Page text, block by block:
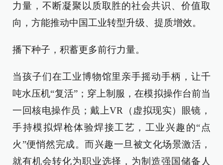
力量，不断凝聚以质取胜的社会共识、价值取
向，方能推动中国工业转型升级、提质增效。
播下种子，积蓄更多前行力量。
当孩子们在工业博物馆里亲手摇动手柄，让千
吨水压机“复活”；穿上制服，在模拟操作台前当
一回核电操作员；戴上VR（虚拟现实）眼镜，
手持模拟焊枪体验焊接工艺，工业兴趣的“点
火”便悄然完成。而兴趣一旦被文化场景激活，
就有机会转化为职业选择，为制造强国储备人